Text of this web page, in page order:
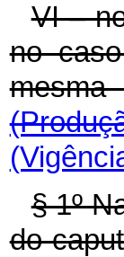
VI –
no
§ 1º
do